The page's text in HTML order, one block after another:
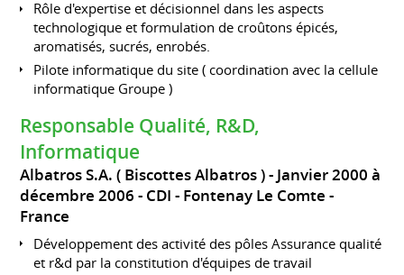
Rôle d'expertise et décisionnel dans les aspects
technologique et formulation de croûtons épicés,
aromatisés, sucrés, enrobés.
Pilote informatique du site ( coordination avec la cellule
informatique Groupe )
Responsable Qualité, R&D,
Informatique
Albatros S.A. ( Biscottes Albatros )
Janvier 2000 à
décembre 2006 CDI
Fontenay Le Comte
France
Développement des activité des pôles Assurance qualité
et r&d par la constitution d'équipes de travail